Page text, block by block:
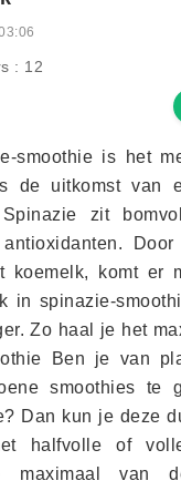
: 12
smoothie is het
de uitkomst van
zit
koemelk, komt er
in spinazie-
Zo haal je het
Ben je van
smoothies te
Dan kun je deze
halfvolle of
maximaal van